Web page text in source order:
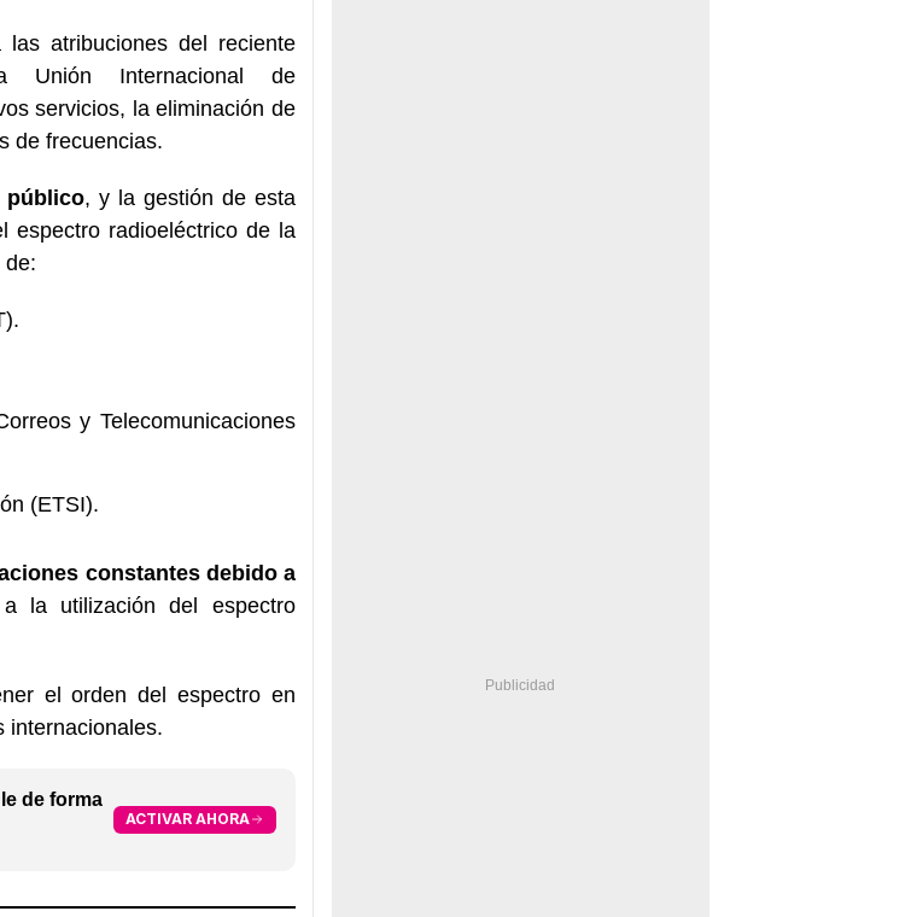
atribuciones del reciente
Unión Internacional de
servicios, la eliminación de
de frecuencias.
público, y la gestión de esta
espectro radioeléctrico de la
de:
y Telecomunicaciones
(ETSI).
constantes debido a
la utilización del espectro
el orden del espectro en
internacionales.
de forma
ACTIVAR AHORA